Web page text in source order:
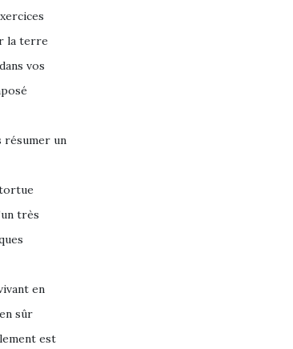
la terre
vos
résumer un
très
en
sûr
est